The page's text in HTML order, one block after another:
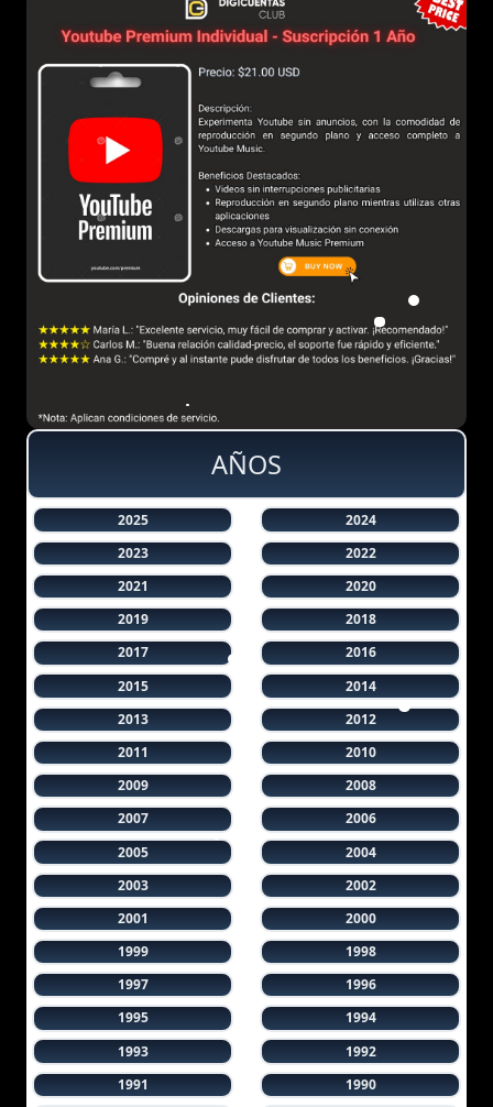
AÑOS
2025
2024
2023
2022
2021
2020
2019
2018
2017
2016
2015
2014
2013
2012
2011
2010
2009
2008
2007
2006
2005
2004
2003
2002
2001
2000
1999
1998
1997
1996
1995
1994
1993
1992
1991
1990